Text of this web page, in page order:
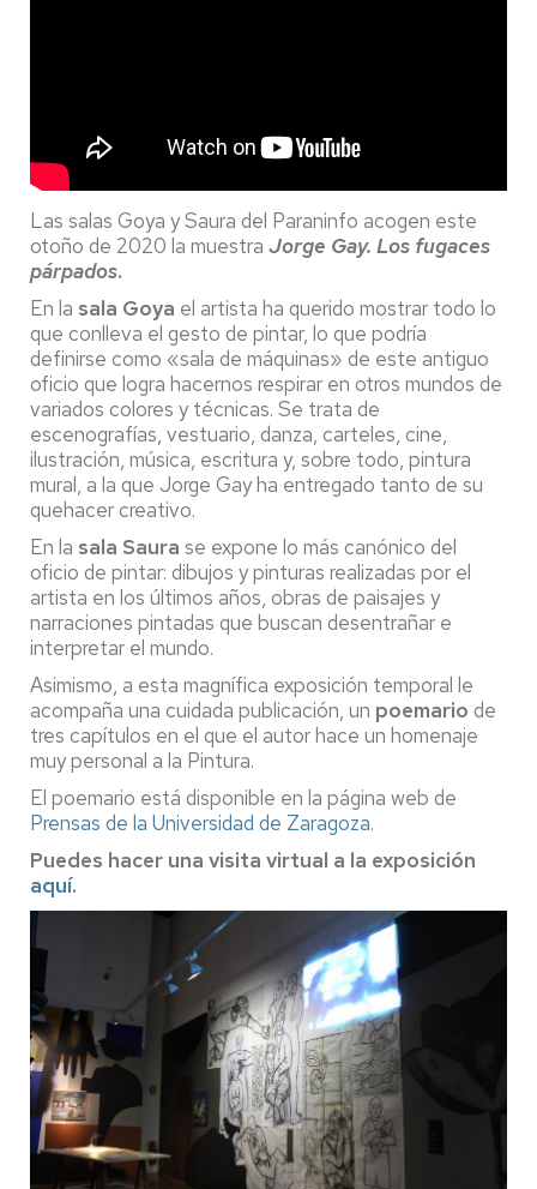
Las salas Goya y Saura del Paraninfo acogen este
otoño de 2020 la muestra Jorge Gay. Los fugaces
párpados.
En la sala Goya el artista ha querido mostrar todo lo
que conlleva el gesto de pintar, lo que podría
definirse como «sala de máquinas» de este antiguo
oficio que logra hacernos respirar en otros mundos de
variados colores y técnicas. Se trata de
escenografías, vestuario, danza, carteles, cine,
ilustración, música, escritura y, sobre todo, pintura
mural, a la que Jorge Gay ha entregado tanto de su
quehacer creativo.
En la sala Saura se expone lo más canónico del
oficio de pintar: dibujos y pinturas realizadas por el
artista en los últimos años, obras de paisajes y
narraciones pintadas que buscan desentrañar e
interpretar el mundo.
Asimismo, a esta magnífica exposición temporal le
acompaña una cuidada publicación, un poemario de
tres capítulos en el que el autor hace un homenaje
muy personal a la Pintura.
El poemario está disponible en la página web de
Prensas de la Universidad de Zaragoza.
Puedes hacer una visita virtual a la exposición
aquí.